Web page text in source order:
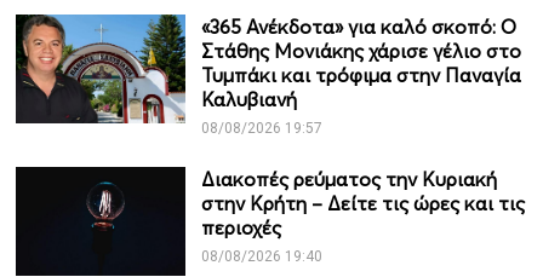
«365 Ανέκδοτα» για καλό σκοπό: Ο
Στάθης Μονιάκης χάρισε γέλιο στο
Τυμπάκι και τρόφιμα στην Παναγία
Καλυβιανή
08/08/2026 19:57
Διακοπές ρεύματος την Κυριακή
στην Κρήτη – Δείτε τις ώρες και τις
περιοχές
08/08/2026 19:40